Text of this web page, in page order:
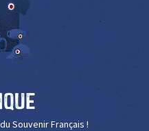
Souvenir Français !